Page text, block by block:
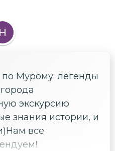
Н
по Мурому: легенды
экскурсию
знания истории, и
все